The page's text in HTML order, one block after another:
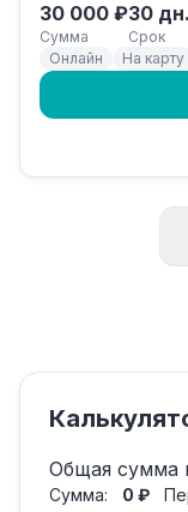
30 000 ₽
Сумма
30 дн.
Срок
Онлайн
На карту
Общая сумма
Сумма: 0 ₽